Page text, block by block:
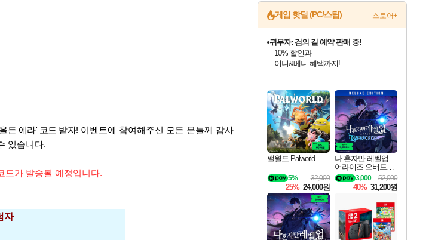
든 에라' 코드 받자! 이벤트에 참여해주신 모든 분들께 감사
있습니다.
드가 발송될 예정입니다.
자
게임 핫딜 (PC/스팀) 스토어+
최대 90% 할인가를 만나보세요!
네이버혜택과 함께 만나보세요!
50%할인&추가 적립까지!
귀무자: 검의 길 예약 판매 중!
10% 할인과
이니&베니 혜택까지!
네이버 혜택가와 함께 예약하세요!
할인&네이버혜택으로 만나보세요!
네이버페이 혜택과 만나보세요!
40주년 프로모션으로 만나보세요!
네이버 포인트 혜택까지!
할인가에 만나보세요!
일부 에디션 상시 할인!
혜택으로 예약 판매 중
편안하게 충전하세요
팰월드 Palworld
32,000
5%
25% 24,000원
나 혼자만 레벨업
어라이즈 오버드라
이브 디럭스 에디션
Solo Leveling Arise
Overdrive Deluxe Edi
52,000
3,000
40% 31,200원